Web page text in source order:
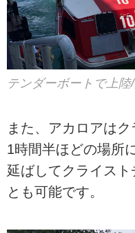
テンダーボートで上陸
また、アカロアは
1時間半ほどの場所
延ばしてクライス
とも可能です。